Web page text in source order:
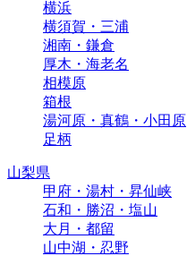
横浜
横須賀・三浦
湘南・鎌倉
厚木・海老名
相模原
箱根
湯河原・真鶴・小田原
足柄
山梨県
甲府・湯村・昇仙峡
石和・勝沼・塩山
大月・都留
山中湖・忍野